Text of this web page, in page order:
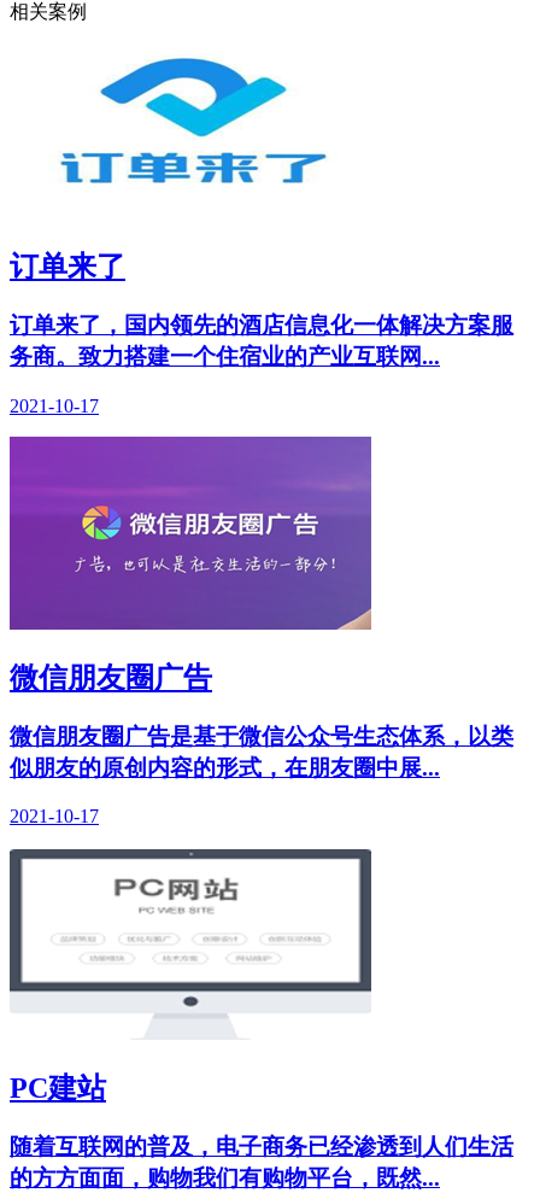
相关案例
订单来了
订单来了，国内领先的酒店信息化一体解决方案服
务商。致力搭建一个住宿业的产业互联网...
2021-10-17
微信朋友圈广告
微信朋友圈广告是基于微信公众号生态体系，以类
似朋友的原创内容的形式，在朋友圈中展...
2021-10-17
PC建站
随着互联网的普及，电子商务已经渗透到人们生活
的方方面面，购物我们有购物平台，既然...